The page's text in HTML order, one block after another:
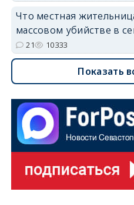
Что местная
массовом убийстве в
21 10333
Показать